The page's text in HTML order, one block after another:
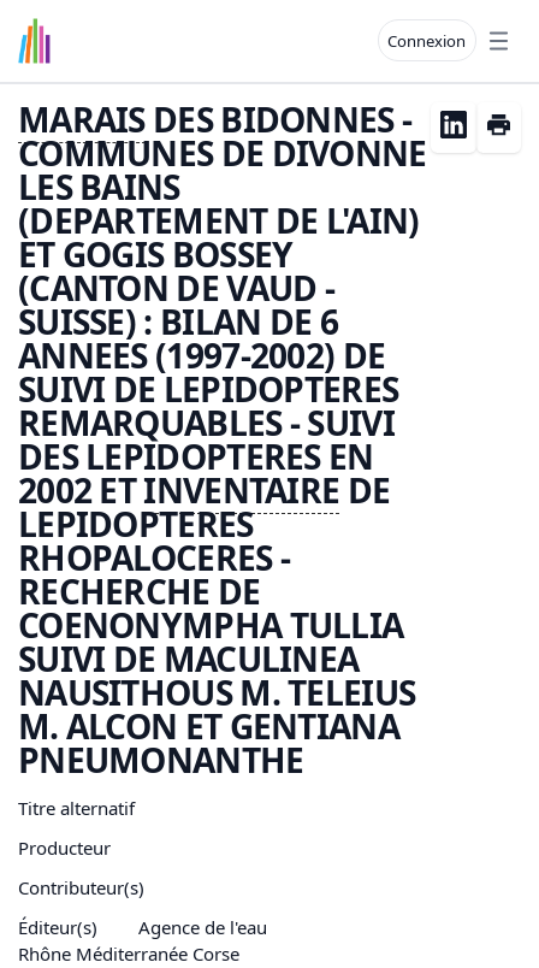
Connexion
MARAISDES BIDONNES -
COMMUNES DE DIVONNE
LES BAINS
(DEPARTEMENT DE L'AIN)
ET GOGIS BOSSEY
(CANTON DE VAUD -
SUISSE) : BILAN DE 6
ANNEES (1997-2002) DE
SUIVI DE LEPIDOPTERES
REMARQUABLES - SUIVI
DES LEPIDOPTERES EN
2002 ETINVENTAIRE DE
LEPIDOPTERES
RHOPALOCERES -
RECHERCHE DE
COENONYMPHA TULLIA
SUIVI DE MACULINEA
NAUSITHOUS M. TELEIUS
M. ALCON ET GENTIANA
PNEUMONANTHE
Titre alternatif
Producteur
Contributeur(s)
Éditeur(s)
Agence de l'eau
Rhône Méditerranée Corse